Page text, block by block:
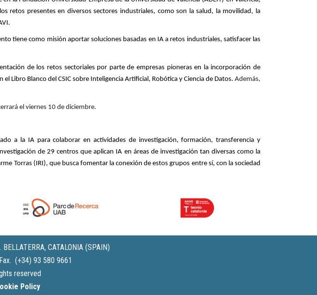
retos presentes en diversos sectores industriales, como son la salud, la movilidad, la
tiene como misión aportar soluciones basadas en IA a retos industriales, satisfacer las
de los retos sectorialespor parte de empresas pioneras en la incorporación de
Libro Blanco del CSICsobre Inteligencia Artificial, Robótica y Ciencia de Datos. Además,
el viernes 10 de diciembre.
a la IA para colaborar en actividades de investigación, formación, transferencia y
de 29 centros que aplican IA en áreas de investigación tan diversas como la
Torras (IRI), que busca fomentar la conexión de estos grupos entre sí, con la sociedad
CATALONIA (SPAIN)
(+34) 93 580 9661
reserved
Policy